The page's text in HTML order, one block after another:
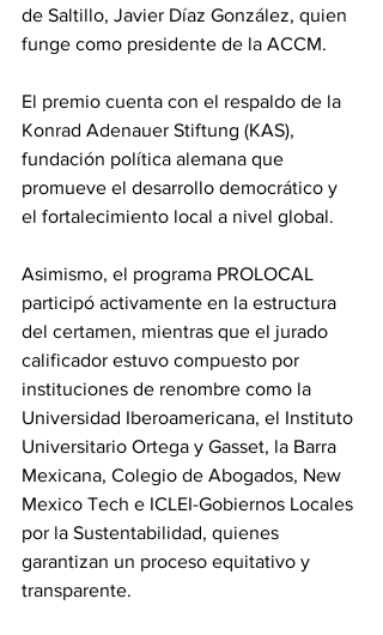
de Saltillo, Javier Díaz González, quien
funge como presidente de la ACCM.
El premio cuenta con el respaldo de la
Konrad Adenauer Stiftung (KAS),
fundación política alemana que
promueve el desarrollo democrático y
el fortalecimiento local a nivel global.
Asimismo, el programa PROLOCAL
participó activamente en la estructura
del certamen, mientras que el jurado
calificador estuvo compuesto por
instituciones de renombre como la
Universidad Iberoamericana, el Instituto
Universitario Ortega y Gasset, la Barra
Mexicana, Colegio de Abogados, New
Mexico Tech e ICLEI-Gobiernos Locales
por la Sustentabilidad, quienes
garantizan un proceso equitativo y
transparente.